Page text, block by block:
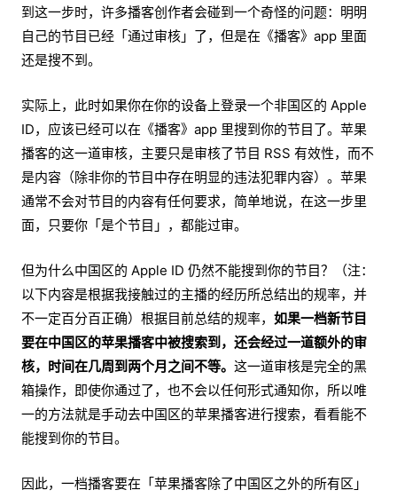
到这一步时，许多播客创作者会碰到一个奇怪的问题：明明
自己的节目已经「通过审核」了，但是在《播客》app 里面
还是搜不到。
实际上，此时如果你在你的设备上登录一个非国区的 Apple
ID，应该已经可以在《播客》app 里搜到你的节目了。苹果
播客的这一道审核，主要只是审核了节目 RSS 有效性，而不
是内容（除非你的节目中存在明显的违法犯罪内容）。苹果
通常不会对节目的内容有任何要求，简单地说，在这一步里
面，只要你「是个节目」，都能过审。
但为什么中国区的 Apple ID 仍然不能搜到你的节目？（注：
以下内容是根据我接触过的主播的经历所总结出的规率，并
不一定百分百正确）根据目前总结的规率， 如果一档新节目
要在中国区的苹果播客中被搜索到，还会经过一道额外的审
核，时间在几周到两个月之间不等。 这一道审核是完全的黑
箱操作，即使你通过了，也不会以任何形式通知你，所以唯
一的方法就是手动去中国区的苹果播客进行搜索，看看能不
能搜到你的节目。
因此，一档播客要在「苹果播客除了中国区之外的所有区」